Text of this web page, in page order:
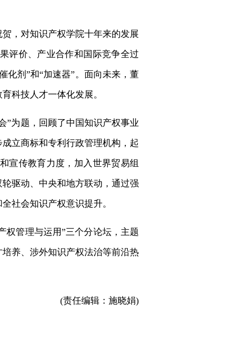
，对知识产权学院十年来的发展
评价、产业合作和国际竞争全过
化剂”和“加速器”。面向未来，董
科技人才一体化发展。
”为题，回顾了中国知识产权事业
立商标和专利行政管理机构，起
宣传教育力度，加入世界贸易组
驱动、中央和地方联动，通过强
社会知识产权意识提升。
权管理与运用”三个分论坛，主题
养、涉外知识产权法治等前沿热
(责任编辑：施晓娟)